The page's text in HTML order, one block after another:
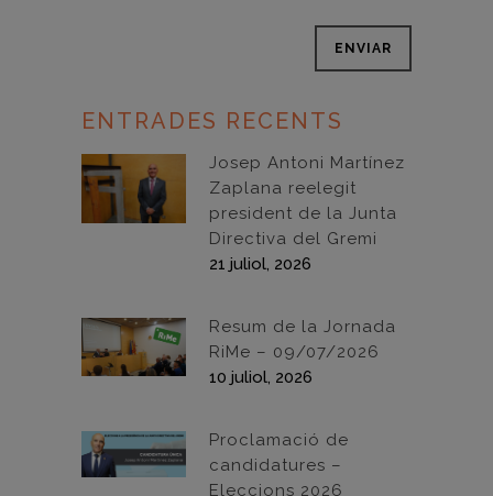
ENTRADES RECENTS
Josep Antoni Martínez
Zaplana reelegit
president de la Junta
Directiva del Gremi
21 juliol, 2026
Resum de la Jornada
RiMe – 09/07/2026
10 juliol, 2026
Proclamació de
candidatures –
Eleccions 2026